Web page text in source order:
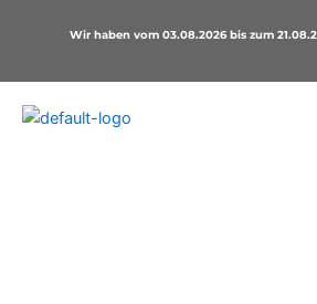
Wir haben vom 03.08.2026 bis zum